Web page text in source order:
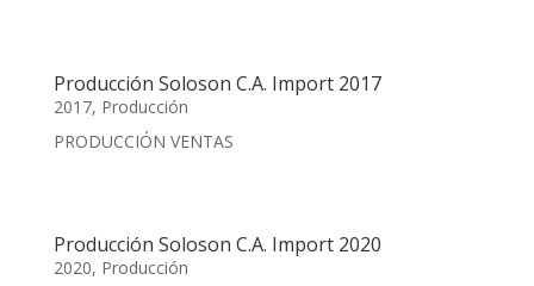
Producción Soloson C.A. Import 2017
2017, Producción
PRODUCCIÓN VENTAS
Producción Soloson C.A. Import 2020
2020, Producción